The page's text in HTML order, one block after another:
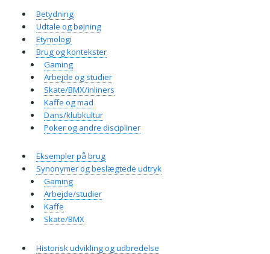
Betydning
Udtale og bøjning
Etymologi
Brug og kontekster
Gaming
Arbejde og studier
Skate/BMX/inliners
Kaffe og mad
Dans/klubkultur
Poker og andre discipliner
Eksempler på brug
Synonymer og beslægtede udtryk
Gaming
Arbejde/studier
Kaffe
Skate/BMX
Historisk udvikling og udbredelse